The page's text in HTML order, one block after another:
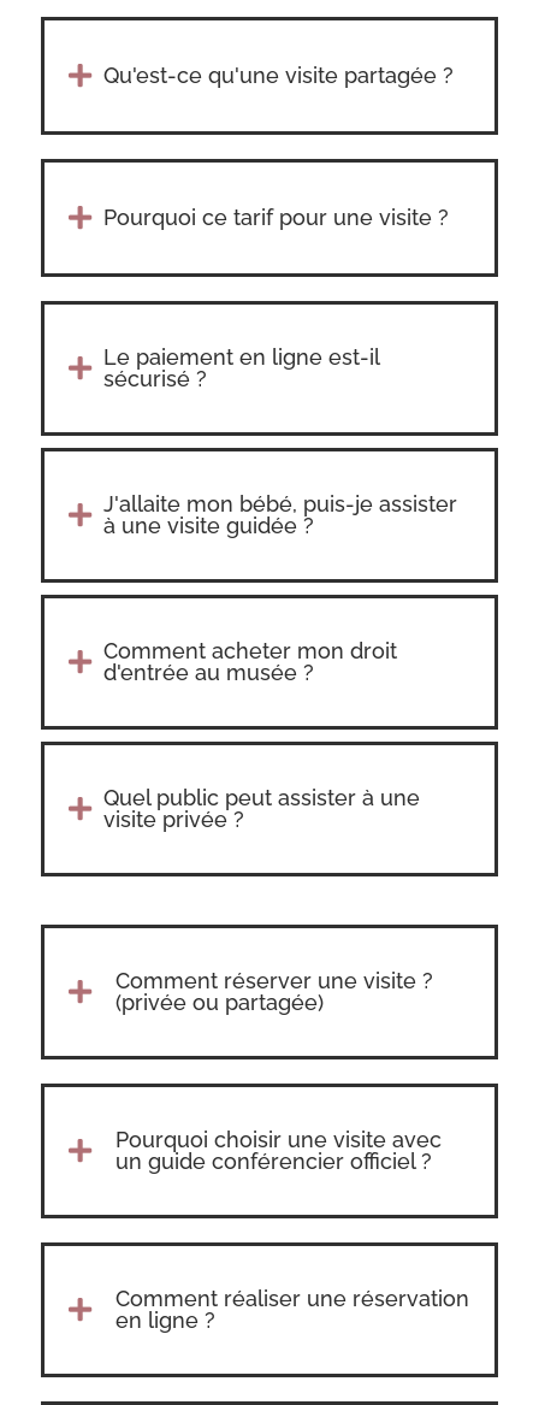
 Qu'est-ce qu'une visite partagée ?
 Pourquoi ce tarif pour une visite ?
 Le paiement en ligne est-il
sécurisé ?
 J'allaite mon bébé, puis-je assister
à une visite guidée ?
 Comment acheter mon droit
d'entrée au musée ?
 Quel public peut assister à une
visite privée ?

Comment réserver une visite ?
(privée ou partagée)

Pourquoi choisir une visite avec
un guide conférencier officiel ?

Comment réaliser une réservation
en ligne ?